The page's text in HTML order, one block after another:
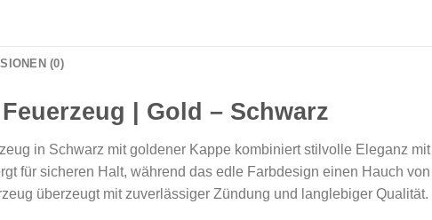
(0)
| Gold – Schwarz
in Schwarz mit goldener Kappe kombiniert stilvolle Eleganz
für sicheren Halt, während das edle Farbdesign einen Hauch
überzeugt mit zuverlässiger Zündung und langlebiger Qualität.